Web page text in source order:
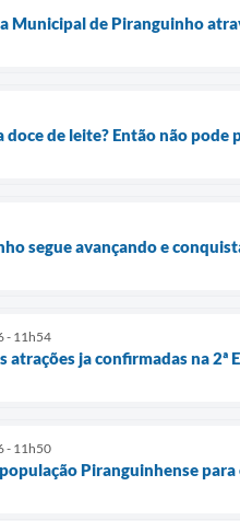
Municipal de Piranguinho
doce de leite? Então não
segue avançando e
- 11h54
atrações ja confirmadas na 2ª
- 11h50
Piranguinhense para